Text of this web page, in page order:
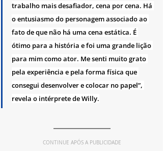
trabalho mais desafiador, cena por cena. Há
o entusiasmo do personagem associado ao
fato de que não há uma cena estática. É
ótimo para a história e foi uma grande lição
para mim como ator. Me senti muito grato
pela experiência e pela forma física que
consegui desenvolver e colocar no papel”,
revela o intérprete de Willy.
CONTINUE APÓS A PUBLICIDADE